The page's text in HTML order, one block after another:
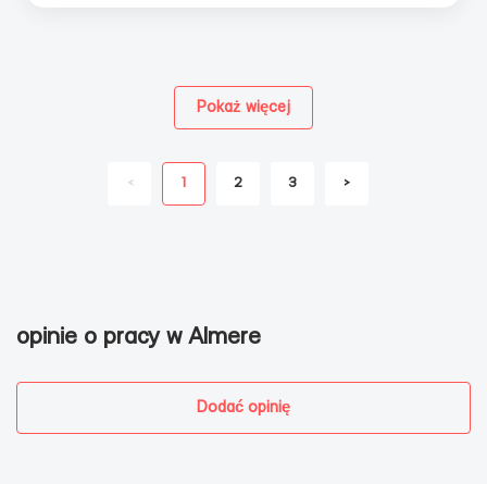
< 1 2 3 >
Pokaż więcej
opinie o pracy w Almere
Dodać opinię